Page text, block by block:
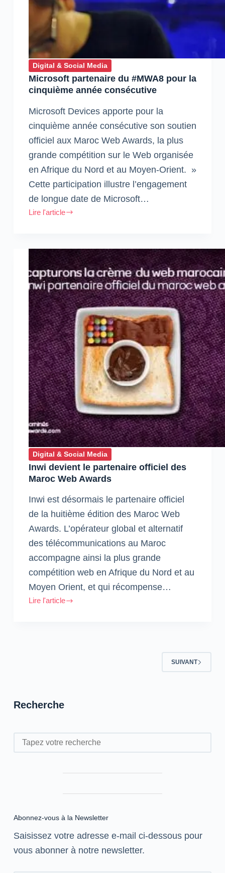
Digital & Social Media
Microsoft partenaire du #MWA8 pour la
cinquième année consécutive
Microsoft Devices apporte pour la
cinquième année consécutive son soutien
officiel aux Maroc Web Awards, la plus
grande compétition sur le Web organisée
en Afrique du Nord et au Moyen-Orient. »
Cette participation illustre l’engagement
de longue date de Microsoft…
Lire l'article
Microsoft
#MWA8
la
cinquième
année
consécutive
Digital & Social Media
Inwi devient le partenaire officiel des
Maroc Web Awards
Inwi est désormais le partenaire officiel
de la huitième édition des Maroc Web
Awards. L’opérateur global et alternatif
des télécommunications au Maroc
accompagne ainsi la plus grande
compétition web en Afrique du Nord et au
Moyen Orient, et qui récompense…
Lire l'article
Inwi
Awards
SUIVANT
Recherche
Rechercher
Abonnez-vous à la Newsletter
Saisissez votre adresse e-mail ci-dessous pour
vous abonner à notre newsletter.